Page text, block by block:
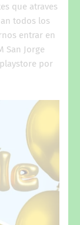
que atraves
todos los
entrar en
San Jorge
por